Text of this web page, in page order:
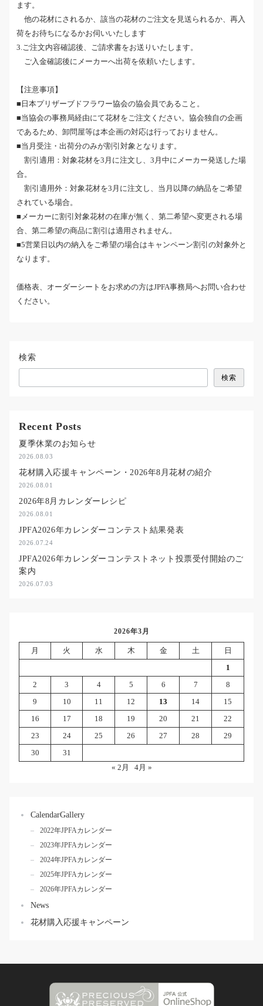
ます。
他の花材にされるか、該当の花材のご注文を見送られるか、再入
荷をお待ちになるかお伺いいたします
3.ご注文内容確認後、ご請求書をお送りいたします。
ご入金確認後にメーカーへ出荷を依頼いたします。
【注意事項】
■日本プリザーブドフラワー協会の協会員であること。
■当協会の事務局経由にて花材をご注文ください。協会独自の企画
であるため、卸問屋等は本企画の対応は行っておりません。
■当月受注・出荷分のみが割引対象となります。
割引適用：対象花材を3月に注文し、3月中にメーカー発送した場
合。
割引適用外：対象花材を3月に注文し、当月以降の納品をご希望
されている場合。
■メーカーに割引対象花材の在庫が無く、第二希望へ変更される場
合、第二希望の商品に割引は適用されません。
■5営業日以内の納入をご希望の場合はキャンペーン割引の対象外と
なります。
価格表、オーダーシートをお求めの方はJPFA事務局へお問い合わせ
ください。
検索
検索
Recent Posts
夏季休業のお知らせ
2026.08.03
花材購入応援キャンペーン・2026年8月花材の紹介
2026.08.01
2026年8月カレンダーレシピ
2026.08.01
JPFA2026年カレンダーコンテスト結果発表
2026.07.24
JPFA2026年カレンダーコンテストネット投票受付開始のご
案内
2026.07.03
2026年3月
月 火 水 木 金 土
日
1
2
3 4 5 6 7
8
9
10 11 12 13 14
15
16
17 18 19 20 21
22
23
24 25 26 27 28
29
30
31
« 2月
4月 »
CalendarGallery
2022年JPFAカレンダー
2023年JPFAカレンダー
2024年JPFAカレンダー
2025年JPFAカレンダー
2026年JPFAカレンダー
News
花材購入応援キャンペーン